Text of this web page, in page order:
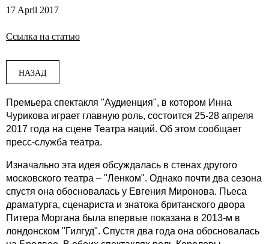
17 April 2017
Ссылка на статью
НАЗАД
Премьера спектакля "Аудиенция", в котором Инна
Чурикова играет главную роль, состоится 25-28 апреля
2017 года на сцене Театра наций. Об этом сообщает
пресс-служба театра.
Изначально эта идея обсуждалась в стенах другого
московского театра – "Ленком". Однако почти два сезона
спустя она обосновалась у Евгения Миронова. Пьеса
драматурга, сценариста и знатока британского двора
Питера Моргана была впервые показана в 2013-м в
лондонском "Гилгуд". Спустя два года она обосновалась